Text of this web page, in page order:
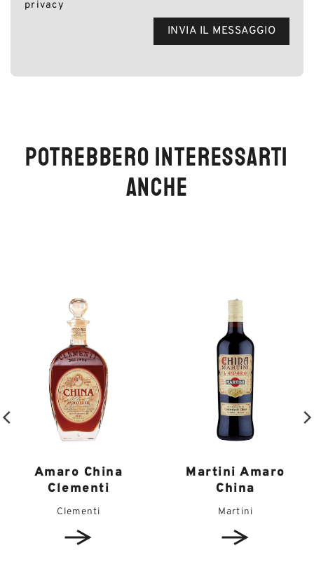
privacy
POTREBBERO INTERESSARTI
ANCHE
Amaro China
Clementi
Clementi
Martini Amaro
China
Martini